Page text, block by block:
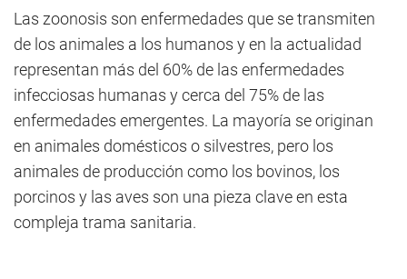
Las zoonosis son enfermedades que se transmiten
de los animales a los humanos y en la actualidad
representan más del 60% de las enfermedades
infecciosas humanas y cerca del 75% de las
enfermedades emergentes. La mayoría se originan
en animales domésticos o silvestres, pero los
animales de producción como los bovinos, los
porcinos y las aves son una pieza clave en esta
compleja trama sanitaria.